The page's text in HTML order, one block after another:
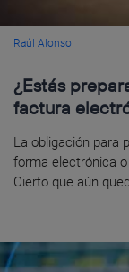
Raúl Alonso
¿Estás
factura
La obligación para
forma electrónica
Cierto que aún